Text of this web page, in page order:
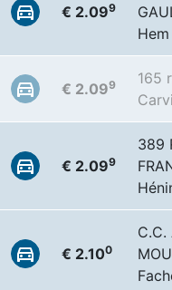
€ 2.099
Hem
€ 2.099
165
€ 2.099
389
€ 2.100
C.C.